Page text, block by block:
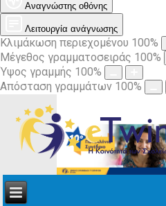
Αναγνώστης οθόνης
Λειτουργία ανάγνωσης
Κλιμάκωση περιεχομένου 100%
Μέγεθος γραμματοσειράς 100%
Ύψος γραμμής 100%
Απόσταση γραμμάτων 100%